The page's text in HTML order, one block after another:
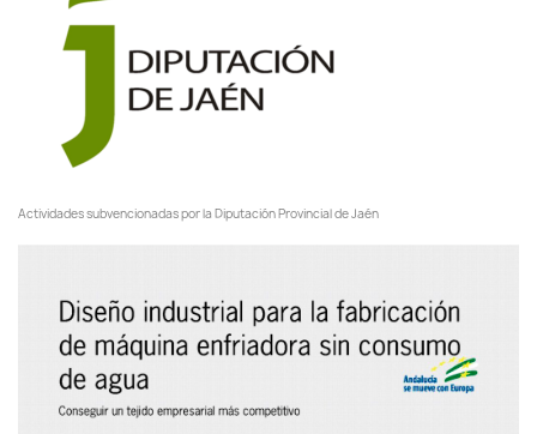
Actividades subvencionadas por la Diputación Provincial de Jaén